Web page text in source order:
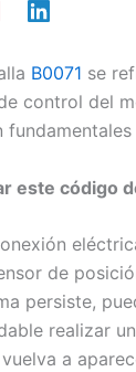
B0071 se
control del
este código
de
persiste,
realizar
a